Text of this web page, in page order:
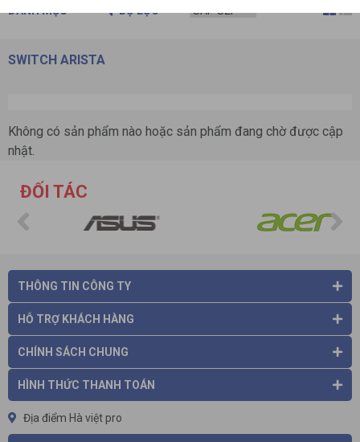
DANH MỤC BỘ LỌC
SWITCH ARISTA
Không có sản phẩm nào hoặc sản phẩm đang chờ được cập
nhật.
ĐỐI TÁC
THÔNG TIN CÔNG TY
HỖ TRỢ KHÁCH HÀNG
CHÍNH SÁCH CHUNG
HÌNH THỨC THANH TOÁN
Địa điểm Hà việt pro